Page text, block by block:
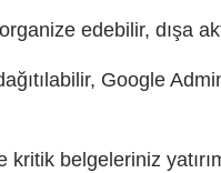
edebilir, dışa
Google
belgeleriniz